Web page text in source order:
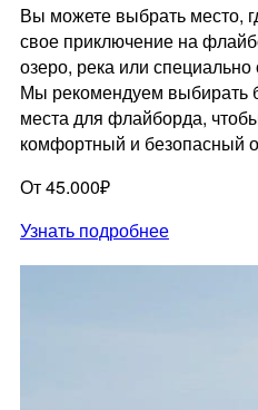
Вы можете выбрать место,
свое приключение на
озеро, река или
Мы рекомендуем выбирать
места для флайборда,
комфортный и безопасный
От 45.000₽
Узнать подробнее